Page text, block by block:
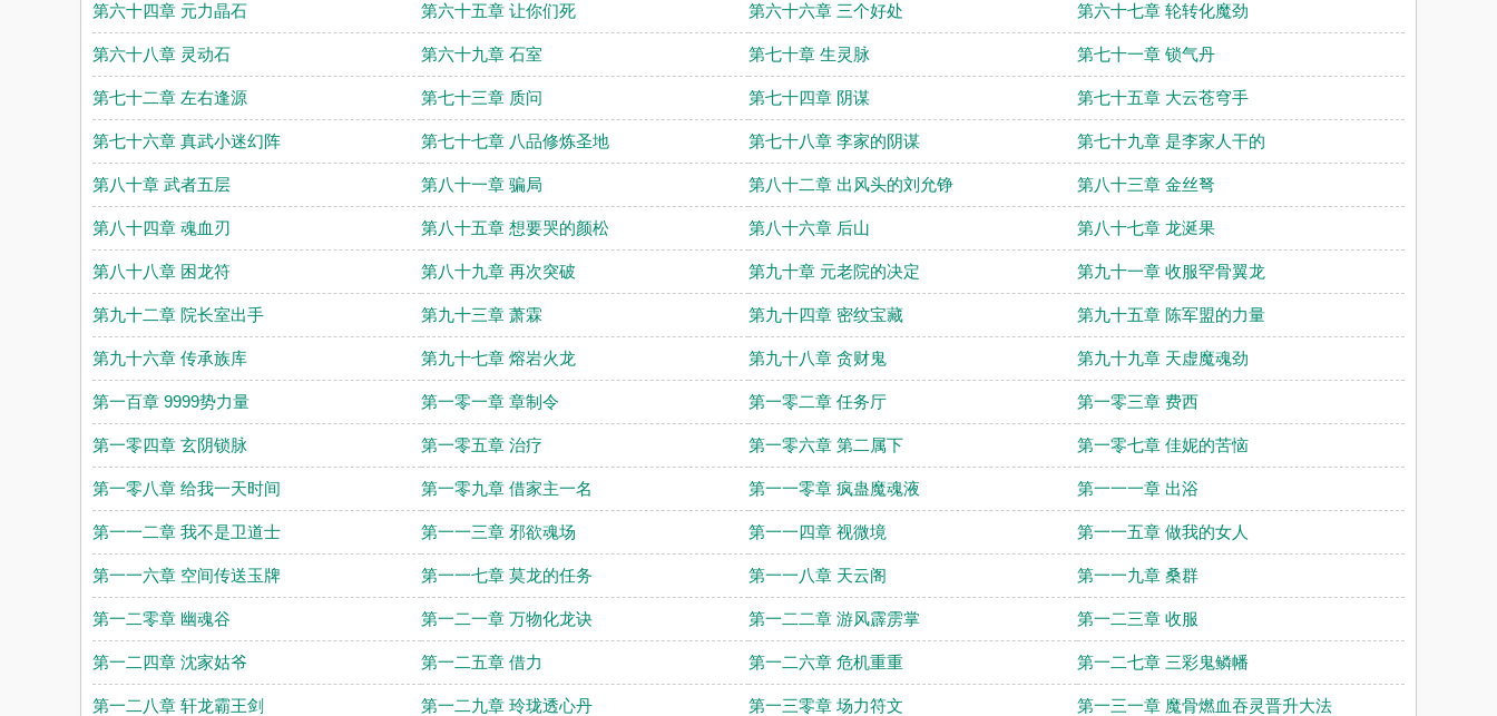
第六十四章 元力晶石 第六十五章 让你们死 第六十六章 三个好处 第六十七章 轮转化魔劲
第六十八章 灵动石 第六十九章 石室 第七十章 生灵脉 第七十一章 锁气丹
第七十二章 左右逢源 第七十三章 质问 第七十四章 阴谋 第七十五章 大云苍穹手
第七十六章 真武小迷幻阵 第七十七章 八品修炼圣地 第七十八章 李家的阴谋 第七十九章 是李家人干的
第八十章 武者五层 第八十一章 骗局 第八十二章 出风头的刘允铮 第八十三章 金丝弩
第八十四章 魂血刃 第八十五章 想要哭的颜松 第八十六章 后山 第八十七章 龙涎果
第八十八章 困龙符 第八十九章 再次突破 第九十章 元老院的决定 第九十一章 收服罕骨翼龙
第九十二章 院长室出手 第九十三章 萧霖 第九十四章 密纹宝藏 第九十五章 陈军盟的力量
第九十六章 传承族库 第九十七章 熔岩火龙 第九十八章 贪财鬼 第九十九章 天虚魔魂劲
第一百章 9999势力量 第一零一章 章制令 第一零二章 任务厅 第一零三章 费西
第一零四章 玄阴锁脉 第一零五章 治疗 第一零六章 第二属下 第一零七章 佳妮的苦恼
第一零八章 给我一天时间 第一零九章 借家主一名 第一一零章 疯蛊魔魂液 第一一一章 出浴
第一一二章 我不是卫道士 第一一三章 邪欲魂场 第一一四章 视微境 第一一五章 做我的女人
第一一六章 空间传送玉牌 第一一七章 莫龙的任务 第一一八章 天云阁 第一一九章 桑群
第一二零章 幽魂谷 第一二一章 万物化龙诀 第一二二章 游风霹雳掌 第一二三章 收服
第一二四章 沈家姑爷 第一二五章 借力 第一二六章 危机重重 第一二七章 三彩鬼鳞幡
第一二八章 轩龙霸王剑 第一二九章 玲珑透心丹 第一三零章 场力符文 第一三一章 魔骨燃血吞灵晋升大法